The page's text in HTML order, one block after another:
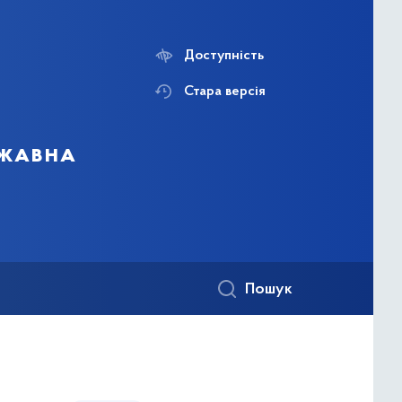
Доступність
Стара версія
Пошук